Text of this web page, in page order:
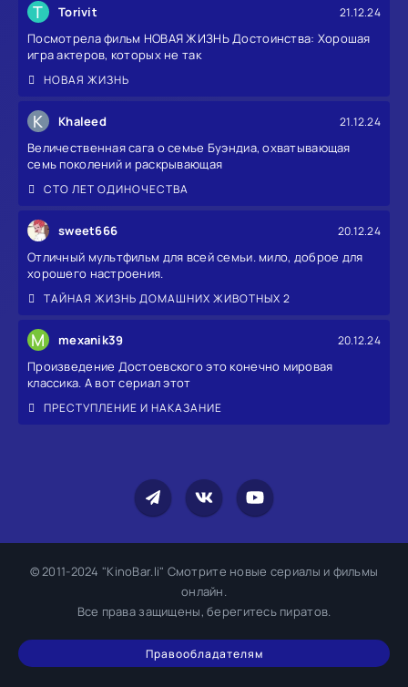
T Torivit 21.12.24
Посмотрела фильм НОВАЯ ЖИЗНЬ Достоинства: Хорошая
игра актеров, которых не так
НОВАЯ ЖИЗНЬ
K Khaleed 21.12.24
Величественная сага о семье Буэндиа, охватывающая
семь поколений и раскрывающая
СТО ЛЕТ ОДИНОЧЕСТВА
sweet666 20.12.24
Отличный мультфильм для всей семьи. мило, доброе для
хорошего настроения.
ТАЙНАЯ ЖИЗНЬ ДОМАШНИХ ЖИВОТНЫХ 2
M mexanik39 20.12.24
Произведение Достоевского это конечно мировая
классика. А вот сериал этот
ПРЕСТУПЛЕНИЕ И НАКАЗАНИЕ
© 2011-2024 "KinoBar.li" Смотрите новые сериалы и фильмы
онлайн.
Все права защищены, берегитесь пиратов.
Правообладателям